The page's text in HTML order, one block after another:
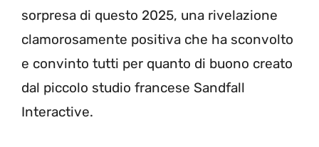
sorpresa di questo 2025, una rivelazione
clamorosamente positiva che ha sconvolto
e convinto tutti per quanto di buono creato
dal piccolo studio francese Sandfall
Interactive.